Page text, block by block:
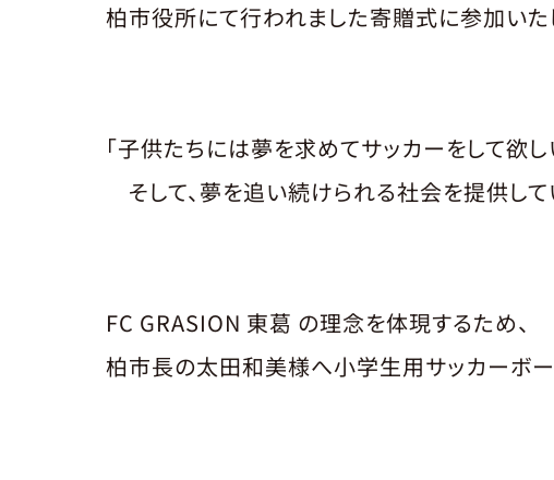
柏市役所にて行われました寄贈式に参加いた
「子供たちには夢を求めてサッカーをして欲し
そして、夢を追い続けられる社会を提供して
FC GRASION 東葛 の理念を体現するため、
柏市長の太田和美様へ小学生用サッカーボー